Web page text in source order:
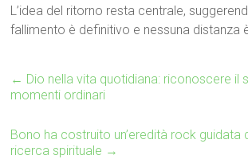
L’idea del ritorno resta centrale,
fallimento è definitivo e nessuna distanza
← Dio nella vita quotidiana: riconoscere il
momenti ordinari
Bono ha costruito un’eredità rock guidata
ricerca spirituale →